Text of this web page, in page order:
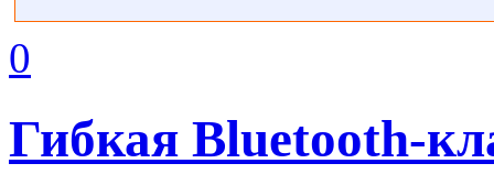
0
Гибкая Bluetooth-